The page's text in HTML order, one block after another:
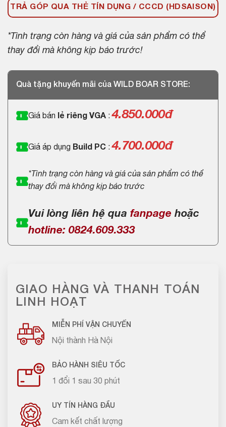
TRẢ GÓP QUA THẺ TÍN DỤNG / CCCD (HDSAISON)
*Tình trạng còn hàng và giá của sản phẩm có thể
thay đổi mà không kịp báo trước!
Quà tặng khuyến mãi của WILD BOAR STORE:
Giá bán lẻ riêng VGA : 4.850.000đ
Giá áp dụng Build PC : 4.700.000đ
*Tình trạng còn hàng và giá của sản phẩm có thể
thay đổi mà không kịp báo trước
Vui lòng liên hệ qua fanpage hoặc
hotline: 0824.609.333
GIAO HÀNG VÀ THANH TOÁN
LINH HOẠT
MIỄN PHÍ VẬN CHUYỂN
Nội thành Hà Nội
BẢO HÀNH SIÊU TỐC
1 đổi 1 sau 30 phút
UY TÍN HÀNG ĐẦU
Cam kết chất lượng